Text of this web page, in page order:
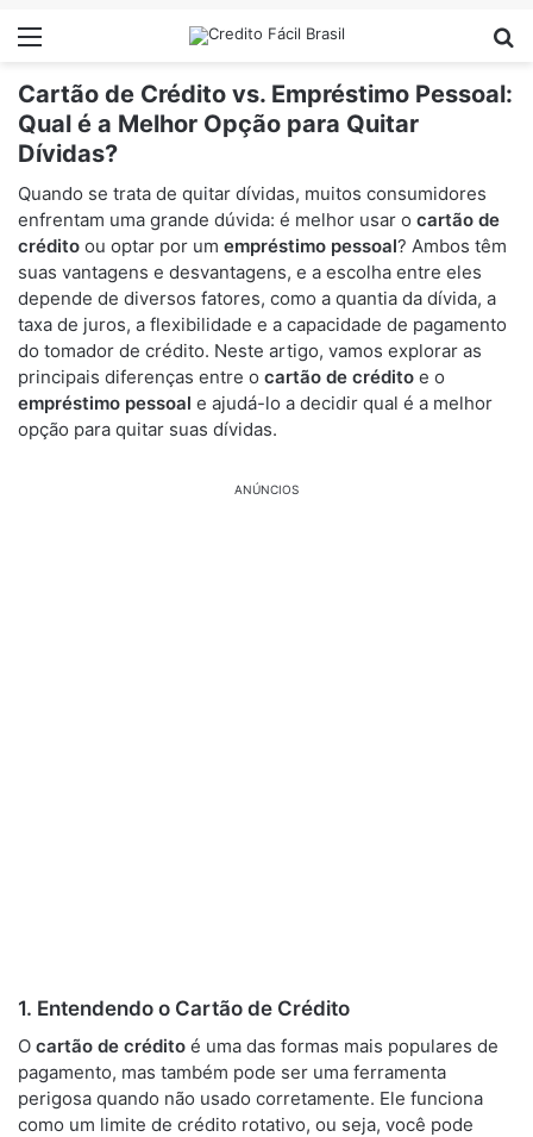
Menu
Cartão de Crédito vs. Empréstimo Pessoal:
Qual é a Melhor Opção para Quitar
Dívidas?
Quando se trata de quitar dívidas, muitos consumidores
enfrentam uma grande dúvida: é melhor usar o cartão de
crédito ou optar por um empréstimo pessoal? Ambos têm
suas vantagens e desvantagens, e a escolha entre eles
depende de diversos fatores, como a quantia da dívida, a
taxa de juros, a flexibilidade e a capacidade de pagamento
do tomador de crédito. Neste artigo, vamos explorar as
principais diferenças entre o cartão de crédito e o
empréstimo pessoal e ajudá-lo a decidir qual é a melhor
opção para quitar suas dívidas.
ANÚNCIOS
1. Entendendo o Cartão de Crédito
O cartão de crédito é uma das formas mais populares de
pagamento, mas também pode ser uma ferramenta
perigosa quando não usado corretamente. Ele funciona
como um limite de crédito rotativo, ou seja, você pode